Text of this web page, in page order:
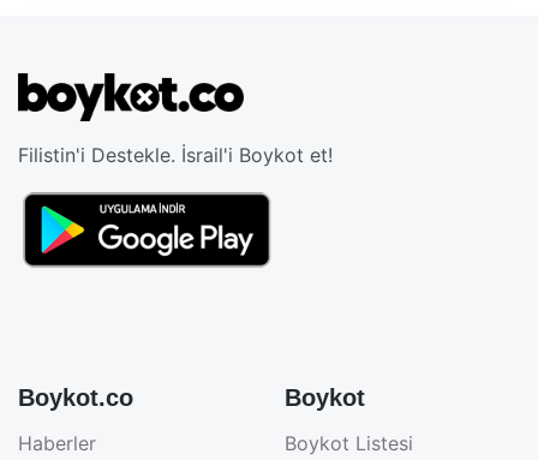
Filistin'i Destekle. İsrail'i Boykot et!
Boykot.co
Haberler
Boykot
Boykot Listesi